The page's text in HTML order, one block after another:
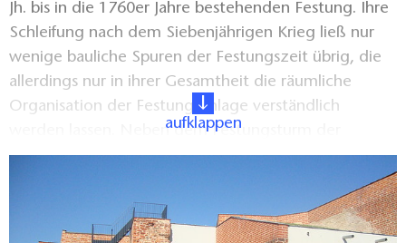
Jh. bis in die 1760er Jahre bestehenden Festung. Ihre
Schleifung nach dem Siebenjährigen Krieg ließ nur
wenige bauliche Spuren der Festungszeit übrig, die
allerdings nur in ihrer Gesamtheit die räumliche
Organisation der Festungsanlage verständlich
werden lassen. Neben dem Festungsturm der
Zitadelle und Gewölbefragmenten der Amtsbastion
gehört dazu auch der Kavalier der Magazinbastion.
Auch wenn dieser im Bestand reduziert wurde, ist er
heute das einzige stadträumlich noch erlebbare
aufklappen